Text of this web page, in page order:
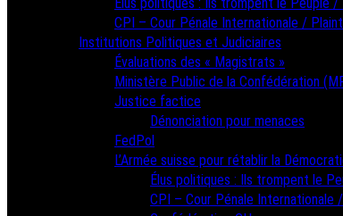
CPI – Cour Pénale Internationale /
Institutions Politiques et Judiciaires
Évaluations des « Magistrats »
Ministère Public de la Confédération
Justice factice
Dénonciation pour menaces
FedPol
L’Armée suisse pour rétablir la
Élus politiques : Ils trompent le
CPI – Cour Pénale Internationale